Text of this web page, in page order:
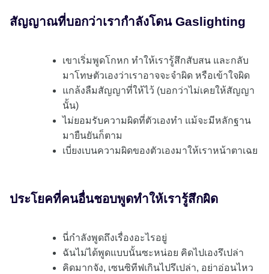
สัญญาณที่บอกว่าเรากำลังโดน Gaslighting
เขาเริ่มพูดโกหก ทำให้เรารู้สึกสับสน และกลับ
มาโทษตัวเองว่าเราอาจจะจำผิด หรือเข้าใจผิด
แกล้งลืมสัญญาที่ให้ไว้ (บอกว่าไม่เคยให้สัญญา
นั้น)
ไม่ยอมรับความผิดที่ตัวเองทำ แม้จะมีหลักฐาน
มายืนยันก็ตาม
เบี่ยงเบนความผิดของตัวเองมาให้เราหน้าตาเฉย
ประโยคที่คนอื่นชอบพูดทำให้เรารู้สึกผิด
นี่กำลังพูดถึงเรื่องอะไรอยู่
ฉันไม่ได้พูดแบบนั้นซะหน่อย คิดไปเองรึเปล่า
คิดมากจัง, เซนซิทีฟเกินไปรึเปล่า, อย่าอ่อนไหว